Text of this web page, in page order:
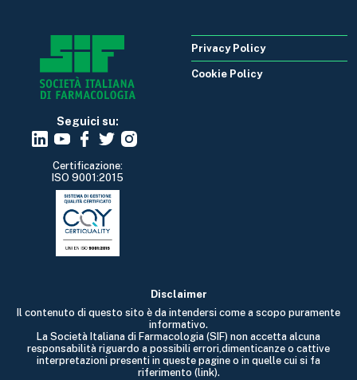
Seguici su:
Certificazione:
ISO 9001:2015
Disclaimer
Il contenuto di questo sito è da intendersi come a scopo puramente
informativo.
La Società Italiana di Farmacologia (SIF) non accetta alcuna
responsabilità riguardo a possibili errori,dimenticanze o cattive
interpretazioni presenti in queste pagine o in quelle cui si fa
riferimento (link).
Privacy Policy
Cookie Policy